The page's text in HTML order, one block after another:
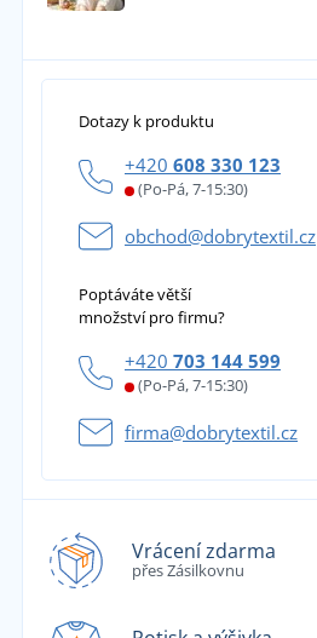
Dotazy k produktu
+420 608 330 123
(Po-Pá, 7-15:30)
obchod@dobrytextil.cz
Poptáváte větší
množství pro firmu?
+420 703 144 599
(Po-Pá, 7-15:30)
firma@dobrytextil.cz
Vrácení zdarma
přes Zásilkovnu